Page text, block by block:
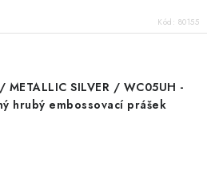
Kód: 80155
SILVER / WC05UH -
hrubý embossovací prášek